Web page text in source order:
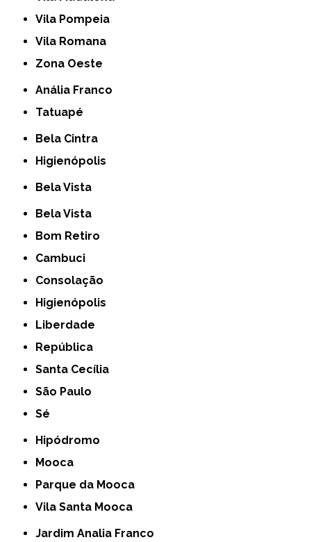
Vila Pompeia
Vila Romana
Zona Oeste
Anália Franco
Tatuapé
Bela Cintra
Higienópolis
Bela Vista
Bela Vista
Bom Retiro
Cambuci
Consolação
Higienópolis
Liberdade
República
Santa Cecília
São Paulo
Sé
Hipódromo
Mooca
Parque da Mooca
Vila Santa Mooca
Jardim Analia Franco